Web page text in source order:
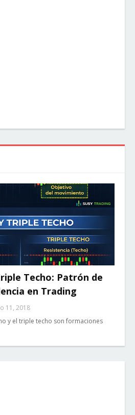
Techo: Patrón de
en Trading
11, 2018
y el triple techo son formaciones